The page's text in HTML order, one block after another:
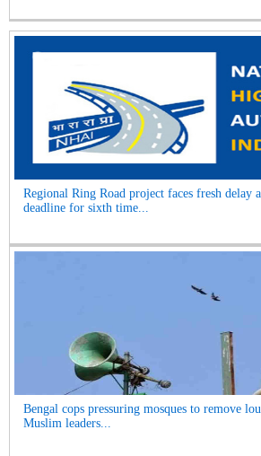
Regional Ring Road project faces fresh delay
deadline for sixth time...
Bengal cops pressuring mosques to remove
Muslim leaders...